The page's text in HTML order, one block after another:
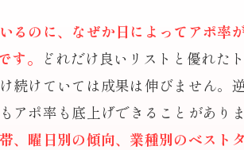
るのに、なぜか日によってアポ
す。
どれだけ良いリストと優れた
続けていては成果は伸びません。
アポ率も底上げできることがあり
、曜日別の傾向、業種別のベス